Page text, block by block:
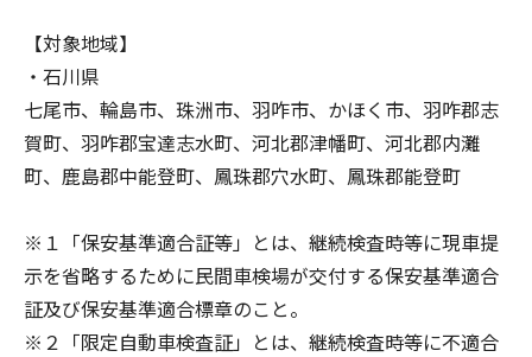
【対象地域】
・石川県
七尾市、輪島市、珠洲市、羽咋市、かほく市、羽咋郡志
賀町、羽咋郡宝達志水町、河北郡津幡町、河北郡内灘
町、鹿島郡中能登町、鳳珠郡穴水町、鳳珠郡能登町
※１「保安基準適合証等」とは、継続検査時等に現車提
示を省略するために民間車検場が交付する保安基準適合
証及び保安基準適合標章のこと。
※２「限定自動車検査証」とは、継続検査時等に不適合